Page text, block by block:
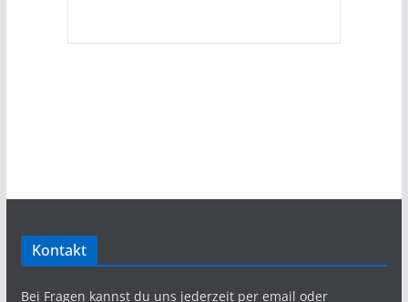
Kontakt
Bei Fragen kannst du uns jederzeit per email oder